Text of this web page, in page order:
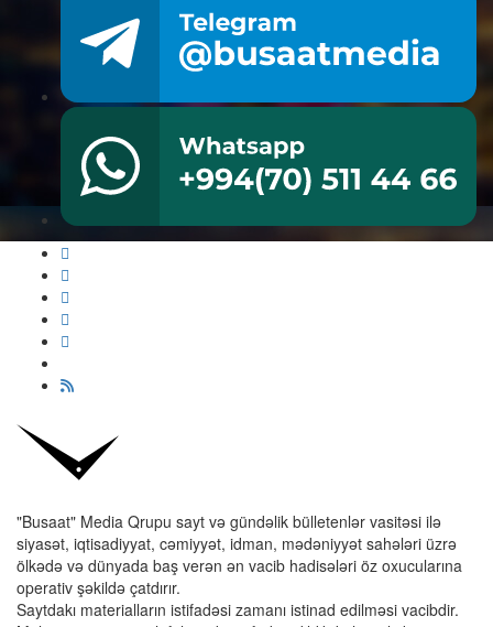
"Busaat" Media Qrupu sayt və gündəlik bülletenlər vasitəsi ilə
siyasət, iqtisadiyyat, cəmiyyət, idman, mədəniyyət sahələri üzrə
ölkədə və dünyada baş verən ən vacib hadisələri öz oxucularına
operativ şəkildə çatdırır.
Saytdakı materialların istifadəsi zamanı istinad edilməsi vacibdir.